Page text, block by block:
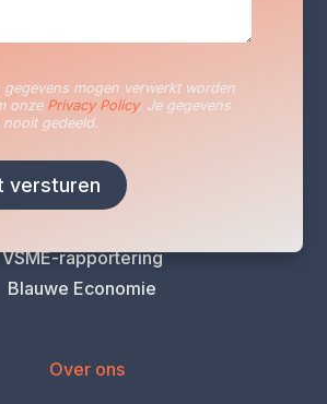
Energieaudits
(LCA)
Footprint-analyse
CO2 Prestatieladder
VSME-rapportering
Blauwe Economie
Over ons
gegevens mogen verwerkt worden
onze Privacy Policy. Je gegevens
nooit gedeeld.